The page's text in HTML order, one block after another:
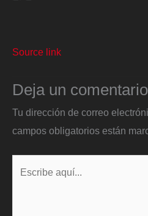
Source link
Deja un comentario
Tu dirección de correo
campos obligatorios están